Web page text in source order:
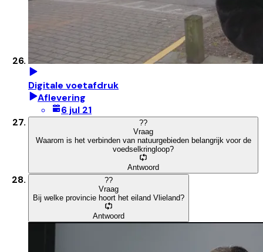
Digitale voetafdruk
Aflevering
6 jul 21
??
Vraag
Waarom is het verbinden van natuurgebieden belangrijk voor de
voedselkringloop?
Antwoord
??
Vraag
Bij welke provincie hoort het eiland Vlieland?
Antwoord